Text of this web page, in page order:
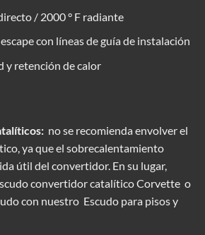
/ 2000 ° F radiante
con líneas de guía de instalación
y retención de calor
no se recomienda envolver el
ya que el sobrecalentamiento
útil del convertidor. En su lugar,
convertidor catalítico Corvetteo
con nuestro Escudo para pisos y